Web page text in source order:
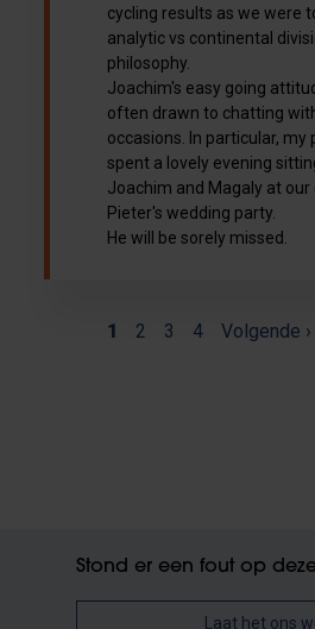
cycling results as we were
analytic vs continental
philosophy.
Joachim's easy going
often drawn to chatting
occasions. In particular, my
spent a lovely evening
Joachim and Magaly at our
Pieter's wedding party.
He will be sorely missed.
Paginering
1 (current)
2 3 4 Volgende ›
Stond er een fout op
Laat het ons